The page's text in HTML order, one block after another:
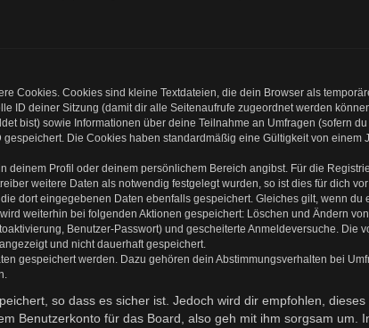
Cookies. Cookies sind kleine Textdateien, die dein Browser als
ID deiner Sitzung (damit dir alle Seitenaufrufe zugeordnet werden
bist) sowie Informationen über deine Teilnahme an Umfragen (sofern
Die Cookies haben standardmäßig eine Gültigkeit von einem
Profil oder deinem persönlichem Bereich angibst. Für die
weitere Daten als notwendig festgelegt wurden, so ist dies für dich
dort eingegebenen Daten ebenfalls gespeichert. Gleiches gilt, wenn du
weiterhin bei folgenden Aktionen gespeichert: Löschen und Ändern
Benutzer-Passwort) und gescheiterte Anmeldeversuche. Die
und nicht dauerhaft gespeichert.
gespeichert werden. Dazu gehören dein Abstimmungsverhalten bei
so dass es sicher ist. Jedoch wird dir empfohlen,
Benutzerkonto für das Board, also geh mit ihm sorgsam um.